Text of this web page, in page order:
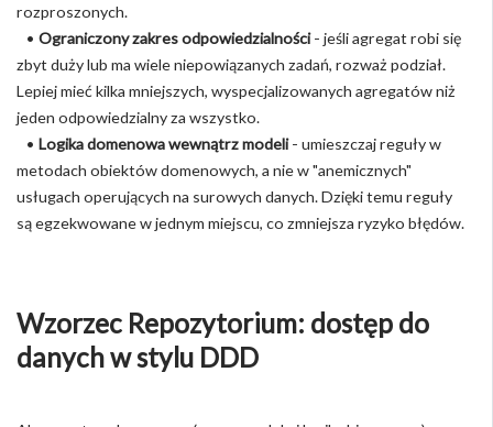
rozproszonych.
• Ograniczony zakres odpowiedzialności- jeśli agregat robi się
zbyt duży lub ma wiele niepowiązanych zadań, rozważ podział.
Lepiej mieć kilka mniejszych, wyspecjalizowanych agregatów niż
jeden odpowiedzialny za wszystko.
• Logika domenowa wewnątrz modeli- umieszczaj reguły w
metodach obiektów domenowych, a nie w "anemicznych"
usługach operujących na surowych danych. Dzięki temu reguły
są egzekwowane w jednym miejscu, co zmniejsza ryzyko błędów.
Wzorzec Repozytorium: dostęp do
danych w stylu DDD